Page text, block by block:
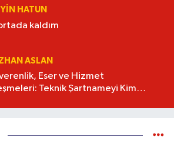
HATUN
kaldım
ASLAN
Eser ve Hizmet
Teknik Şartnameyi Kim